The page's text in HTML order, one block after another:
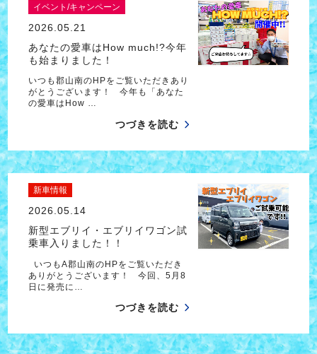
イベント/キャンペーン
2026.05.21
あなたの愛車はHow much!?今年
も始まりました！
いつも郡山南のHPをご覧いただきあり
がとうございます！ 今年も「あなた
の愛車はHow …
つづきを読む
新車情報
2026.05.14
新型エブリイ・エブリイワゴン試
乗車入りました！！
いつもA郡山南のHPをご覧いただき
ありがとうございます！ 今回、5月8
日に発売に…
つづきを読む